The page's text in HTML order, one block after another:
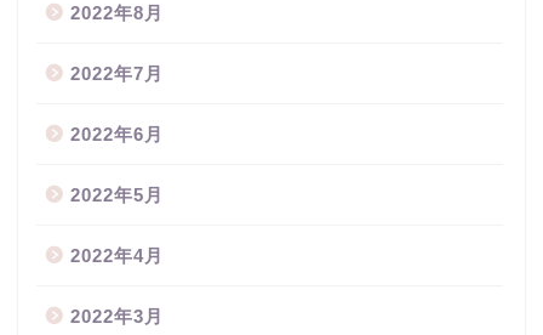
2022年8月
2022年7月
2022年6月
2022年5月
2022年4月
2022年3月